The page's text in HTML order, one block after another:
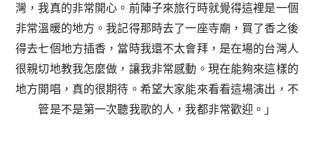
灣，我真的非常開心。前陣子來旅行時就覺得這裡是一個
非常溫暖的地方。我記得那時去了一座寺廟，買了香之後
得去七個地方插香，當時我還不太會拜，是在場的台灣人
很親切地教我怎麼做，讓我非常感動。現在能夠來這樣的
地方開唱，真的很期待。希望大家能來看看這場演出，不
管是不是第一次聽我歌的人，我都非常歡迎。」